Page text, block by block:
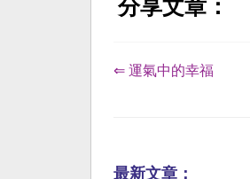
分享文章：
⇐ 運氣中的幸福
最新文章：